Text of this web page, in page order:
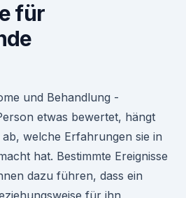
für
und Behandlung -
etwas bewertet, hängt
welche Erfahrungen sie in
hat. Bestimmte Ereignisse
dazu führen, dass ein
für ihn